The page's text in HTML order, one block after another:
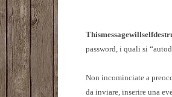
password, i quali si
Non incominciate a
da inviare, inserire una